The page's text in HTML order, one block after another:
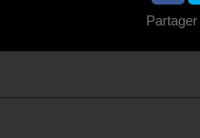
Partager